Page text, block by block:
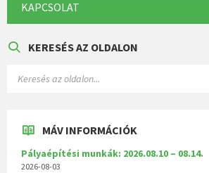
KAPCSOLAT
KERESÉS AZ OLDALON
MÁV INFORMÁCIÓK
Pályaépítési munkák: 2026.08.10 – 08.14.
2026-08-03